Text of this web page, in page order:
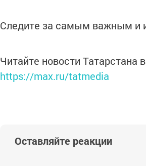
Следите за самым важным и
Читайте новости
https://max.ru/tatmedia
Оставляйте реакции